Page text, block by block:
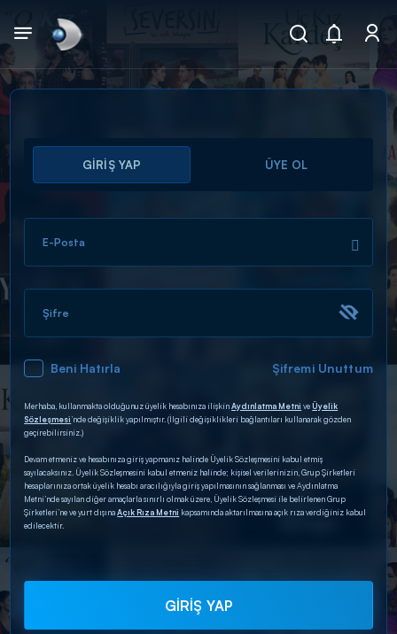
Arama
ARAMA SONUÇLARI
DİĞER SONUÇLAR
GİRİŞ YAP ÜYE OL
E-Posta
Şifre
Beni Hatırla Şifremi Unuttum
Merhaba, kullanmakta olduğunuz üyelik hesabınıza ilişkinAydınlatma Metni veÜyelik
Sözleşmesi’nde değişiklik yapılmıştır. (İlgili değişiklikleri bağlantıları kullanarak gözden
geçirebilirsiniz.)
Devam etmeniz ve hesabınıza giriş yapmanız halinde Üyelik Sözleşmesini kabul etmiş
sayılacaksınız. Üyelik Sözleşmesini kabul etmeniz halinde; kişisel verilerinizin, Grup Şirketleri
hesaplarınıza ortak üyelik hesabı aracılığıyla giriş yapılmasının sağlanması ve Aydınlatma
Metni’nde sayılan diğer amaçlarla sınırlı olmak üzere, Üyelik Sözleşmesi ile belirlenen Grup
Şirketleri’ne ve yurt dışınaAçık Rıza Metni kapsamında aktarılmasına açık rıza verdiğiniz kabul
edilecektir.
GİRİŞ YAP